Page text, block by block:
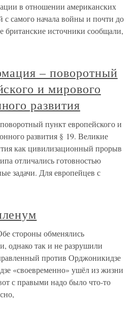
в отношении американских
с самого начала войны и почти до
британские источники сообщали,
– поворотный
и мирового
развития
пункт европейского и
развития § 19. Великие
как цивилизационный прорыв
отличались готовностью
задачи. Для европейцев с
стороны обменялись
однако так и не разрушили
против Орджоникидзе
«своевременно» ушёл из жизни
с правыми надо было что-то